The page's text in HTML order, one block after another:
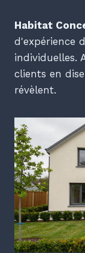
Habitat
d'expérience
individuelles.
clients en
révèlent.